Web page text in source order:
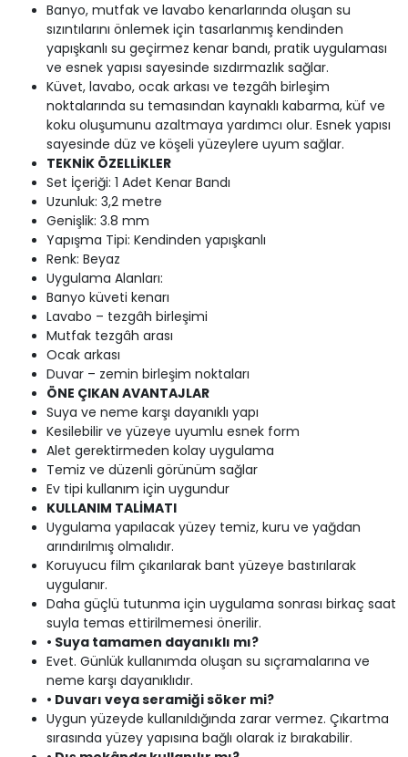
Banyo, mutfak ve lavabo kenarlarında oluşan su
sızıntılarını önlemek için tasarlanmış kendinden
yapışkanlı su geçirmez kenar bandı, pratik uygulaması
ve esnek yapısı sayesinde sızdırmazlık sağlar.
Küvet, lavabo, ocak arkası ve tezgâh birleşim
noktalarında su temasından kaynaklı kabarma, küf ve
koku oluşumunu azaltmaya yardımcı olur. Esnek yapısı
sayesinde düz ve köşeli yüzeylere uyum sağlar.
TEKNİK ÖZELLİKLER
Set İçeriği: 1 Adet Kenar Bandı
Uzunluk: 3,2 metre
Genişlik: 3.8 mm
Yapışma Tipi: Kendinden yapışkanlı
Renk: Beyaz
Uygulama Alanları:
Banyo küveti kenarı
Lavabo – tezgâh birleşimi
Mutfak tezgâh arası
Ocak arkası
Duvar – zemin birleşim noktaları
ÖNE ÇIKAN AVANTAJLAR
Suya ve neme karşı dayanıklı yapı
Kesilebilir ve yüzeye uyumlu esnek form
Alet gerektirmeden kolay uygulama
Temiz ve düzenli görünüm sağlar
Ev tipi kullanım için uygundur
KULLANIM TALİMATI
Uygulama yapılacak yüzey temiz, kuru ve yağdan
arındırılmış olmalıdır.
Koruyucu film çıkarılarak bant yüzeye bastırılarak
uygulanır.
Daha güçlü tutunma için uygulama sonrası birkaç saat
suyla temas ettirilmemesi önerilir.
• Suya tamamen dayanıklı mı?
Evet. Günlük kullanımda oluşan su sıçramalarına ve
neme karşı dayanıklıdır.
• Duvarı veya seramiği söker mi?
Uygun yüzeyde kullanıldığında zarar vermez. Çıkartma
sırasında yüzey yapısına bağlı olarak iz bırakabilir.